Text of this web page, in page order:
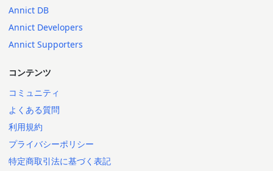
Annict DB
Annict Developers
Annict Supporters
コンテンツ
コミュニティ
よくある質問
利用規約
プライバシーポリシー
特定商取引法に基づく表記